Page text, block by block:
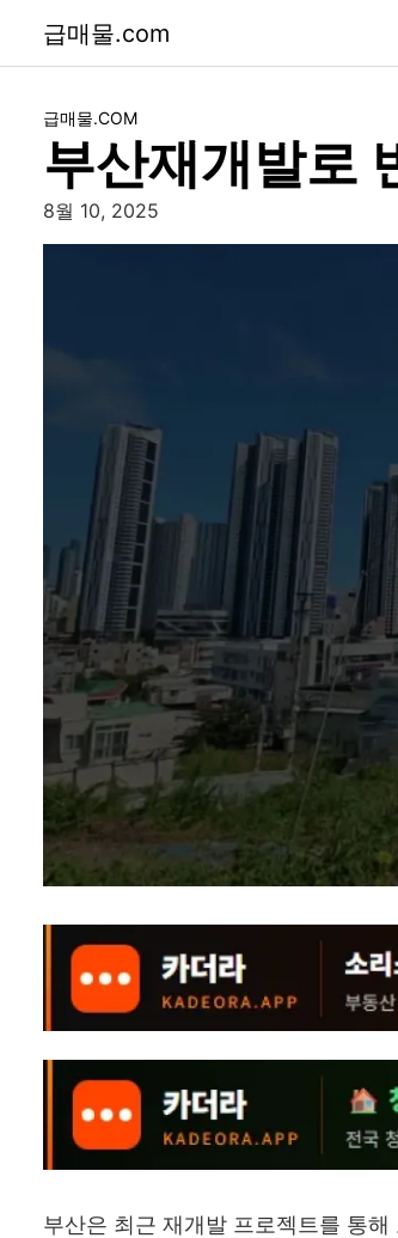
급매물.com
급매물.COM
부산재개발로
8월 10, 2025
부산은 최근 재개발 프로젝트를 통해